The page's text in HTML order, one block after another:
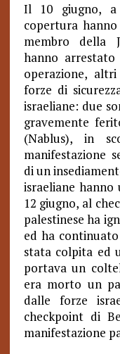
Il 10 giugno, a
copertura
membro della
hanno arrestato
operazione,
forze di
israeliane: due
gravemente
(Nablus), in
manifestazione
di un
israeliane hanno
12 giugno, al
palestinese ha
ed ha
stata colpita ed
portava un
era morto un
dalle forze
checkpoint di
manifestazione